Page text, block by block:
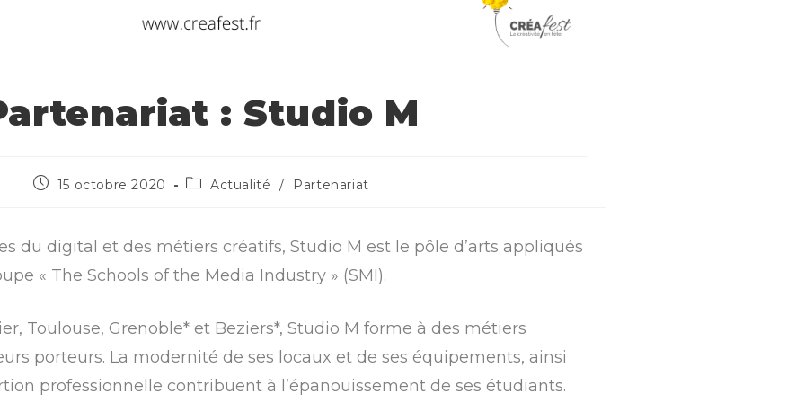
: Studio M
15 octobre 2020 Actualité / Partenariat
du digital et des métiers créatifs, Studio M est le pôle d’arts appliqués
« The Schools of the Media Industry » (SMI).
Toulouse, Grenoble* et Beziers*, Studio M forme à des métiers
porteurs. La modernité de ses locaux et de ses équipements, ainsi
professionnelle contribuent à l’épanouissement de ses étudiants.